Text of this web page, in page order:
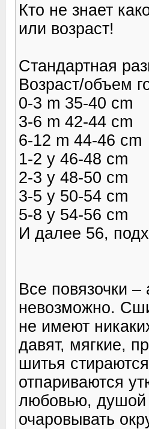
Кто не знает
или возраст!
Стандартная
Возраст/объем
0-3 m 35-40 cm
3-6 m 42-44 cm
6-12 m 44-46 cm
1-2 y 46-48 cm
2-3 y 48-50 cm
3-5 y 50-54 cm
5-8 y 54-56 cm
И далее 56,
Все повязочки –
невозможно.
не имеют
давят, мягкие,
шитья
отпариваются
любовью, душой
очаровывать